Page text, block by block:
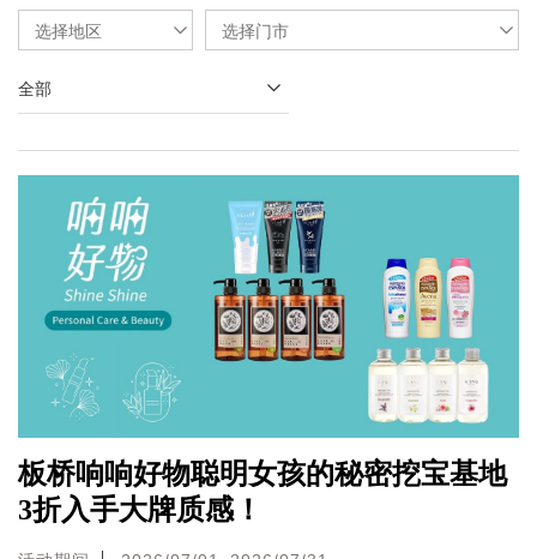
选择地区 选择门市
全部
板桥响响好物聪明女孩的秘密挖宝基地
3折入手大牌质感！